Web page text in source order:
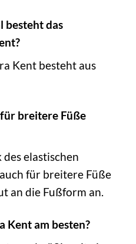
besteht das
Kent besteht aus
breitere Füße
elastischen
für breitere Füße
an die Fußform an.
Kent am besten?